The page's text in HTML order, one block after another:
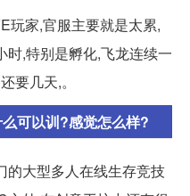
玩家,官服主要就是太累,
,特别是孵化,飞龙连续一
要几天,。
可以训?感觉怎么样?
的大型多人在线生存竞技